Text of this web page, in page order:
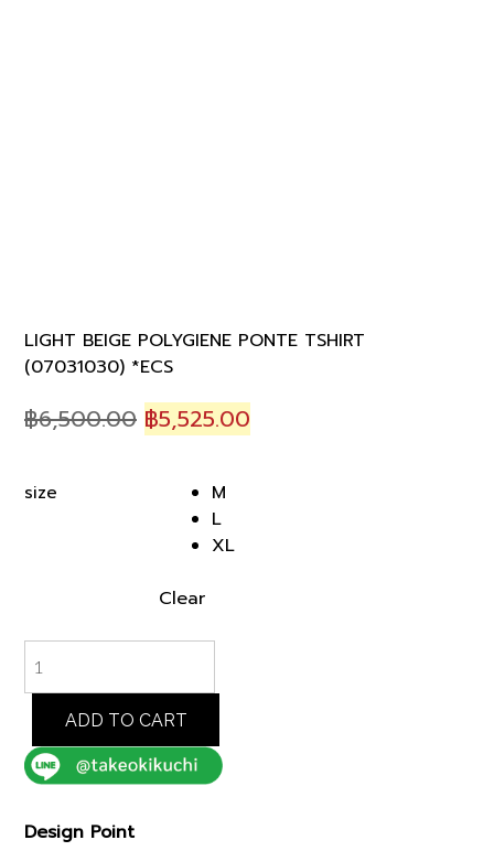
LIGHT BEIGE POLYGIENE PONTE TSHIRT
(07031030) *ECS
฿6,500.00 Original
฿6,500.00.
฿5,525.00
size
M
L
XL
Clear
BEIGE
POLYGIENE
PONTE
TSHIRT
(07031030)
*ECS
ADD TO CART
Design Point